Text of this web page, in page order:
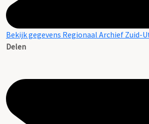
Bekijk gegevens Regionaal Archief Zuid-
Delen